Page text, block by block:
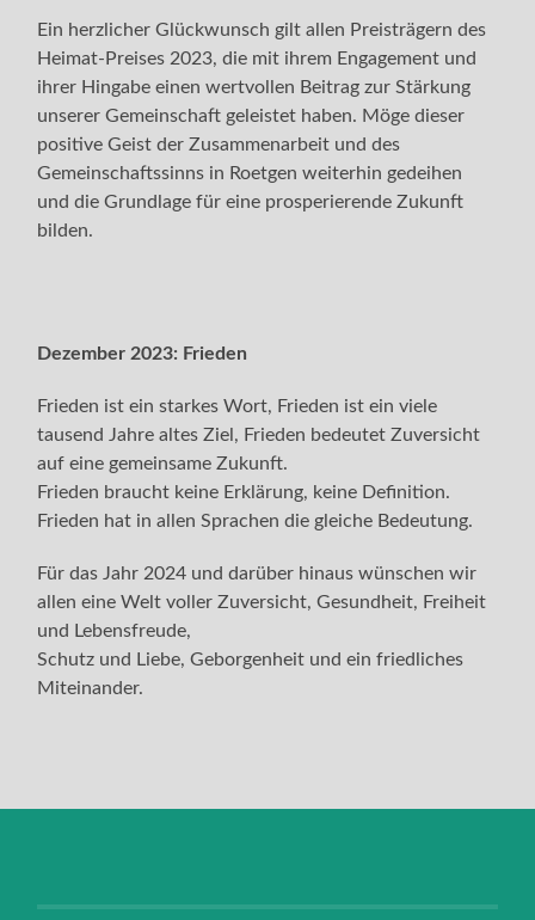
Ein herzlicher Glückwunsch gilt allen Preisträgern des
Heimat-Preises 2023, die mit ihrem Engagement und
ihrer Hingabe einen wertvollen Beitrag zur Stärkung
unserer Gemeinschaft geleistet haben. Möge dieser
positive Geist der Zusammenarbeit und des
Gemeinschaftssinns in Roetgen weiterhin gedeihen
und die Grundlage für eine prosperierende Zukunft
bilden.
Dezember 2023: Frieden
Frieden ist ein starkes Wort, Frieden ist ein viele
tausend Jahre altes Ziel, Frieden bedeutet Zuversicht
auf eine gemeinsame Zukunft.
Frieden braucht keine Erklärung, keine Definition.
Frieden hat in allen Sprachen die gleiche Bedeutung.
Für das Jahr 2024 und darüber hinaus wünschen wir
allen eine Welt voller Zuversicht, Gesundheit, Freiheit
und Lebensfreude,
Schutz und Liebe, Geborgenheit und ein friedliches
Miteinander.